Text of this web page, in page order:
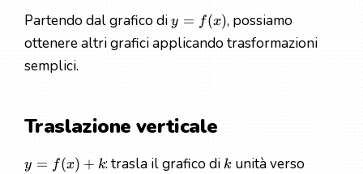
Partendo dal grafico di y = f (x), possiamo
ottenere altri grafici applicando trasformazioni
semplici.
Traslazione verticale
y = f (x) + k: trasla il grafico di k unità verso